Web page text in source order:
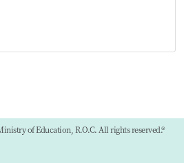
of Education, R.O.C. All rights reserved.®